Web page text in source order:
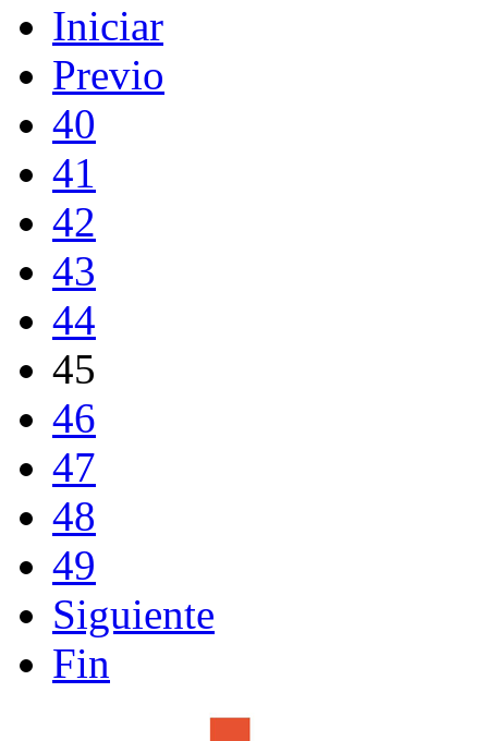
Iniciar
Previo
40
41
42
43
44
45
46
47
48
49
Siguiente
Fin